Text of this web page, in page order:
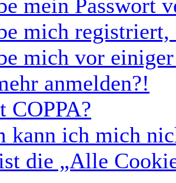
mein Passwort
mich
mich vor
anmelden?!
COPPA?
kann ich mich
die „Alle